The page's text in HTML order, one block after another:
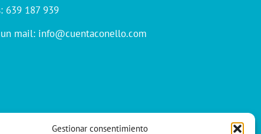
Gestionar consentimiento
639 187 939
un mail: info@cuentaconello.com